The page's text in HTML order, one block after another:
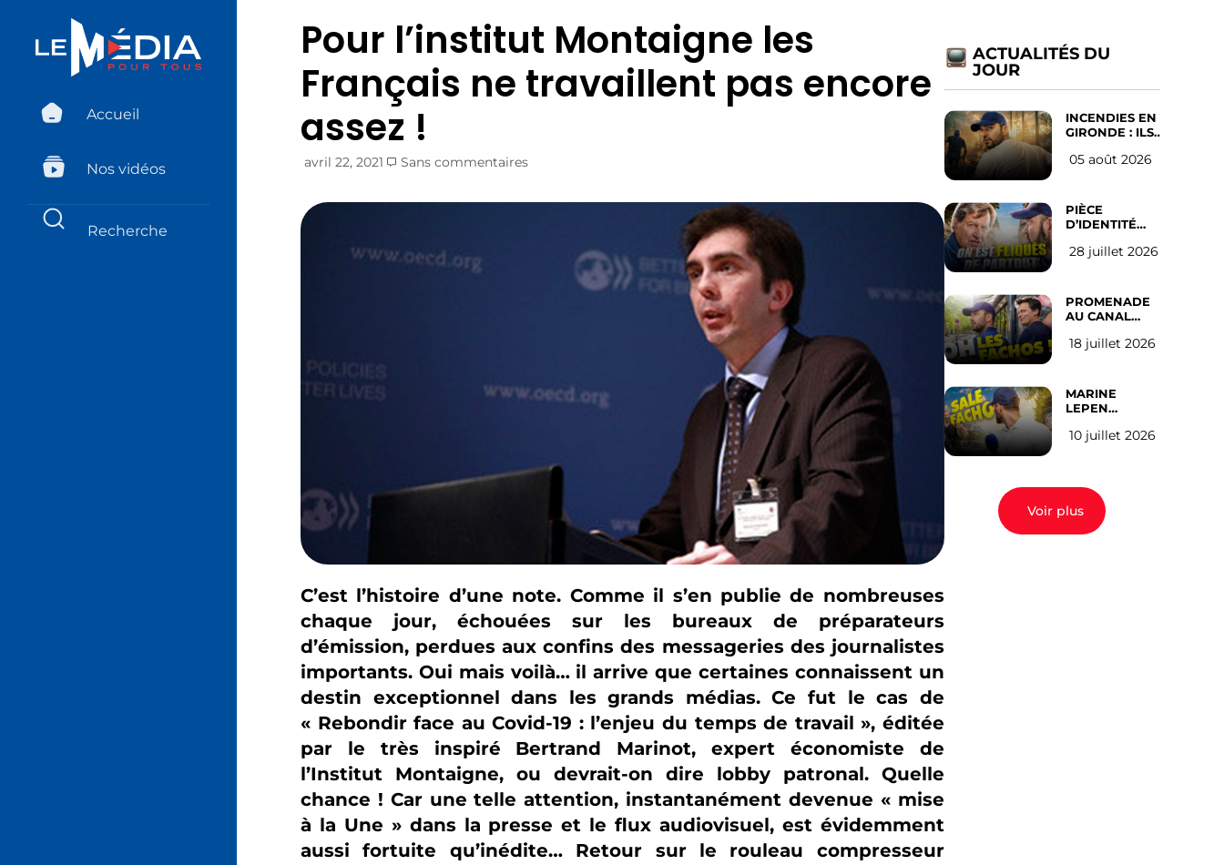
Accueil
Nos vidéos
Pour l’institut Montaigne les
Français ne travaillent pas encore
assez !
avril 22, 2021 Sans commentaires
C’est l’histoire d’une note. Comme il s’en publie de nombreuses
chaque jour, échouées sur les bureaux de préparateurs
d’émission, perdues aux confins des messageries des journalistes
importants. Oui mais voilà… il arrive que certaines connaissent un
destin exceptionnel dans les grands médias. Ce fut le cas de
« Rebondir face au Covid-19 : l’enjeu du temps de travail », éditée
par le très inspiré Bertrand Marinot, expert économiste de
l’Institut Montaigne, ou devrait-on dire lobby patronal. Quelle
chance ! Car une telle attention, instantanément devenue « mise
à la Une » dans la presse et le flux audiovisuel, est évidemment
aussi fortuite qu’inédite… Retour sur le rouleau compresseur
ACTUALITÉS DU
JOUR
INCENDIES EN
GIRONDE : ILS
D’ABANDONNER
05 août 2026
PIÈCE
D’IDENTITÉ
SUR LES
l’avis des
Français
28 juillet 2026
PROMENADE
AU CANAL
(les gauchistes
18 juillet 2026
MARINE
LEPEN
EN 2027 : l’avis
10 juillet 2026
Voir plus